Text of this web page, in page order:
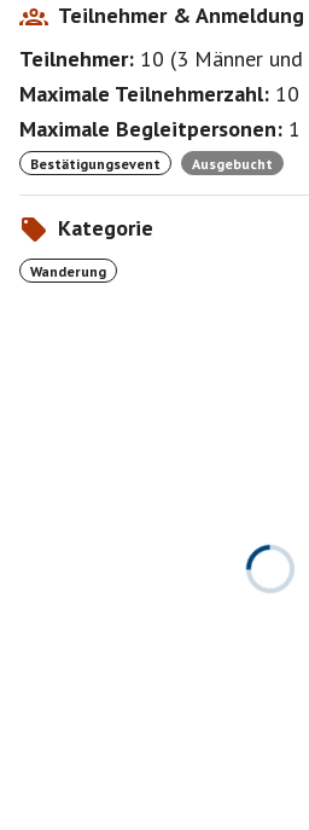
Teilnehmer & Anmeldung
Teilnehmer: 10 (3 Männer und
Maximale Teilnehmerzahl: 10
Maximale Begleitpersonen: 1
Bestätigungsevent Ausgebucht
Kategorie
Wanderung